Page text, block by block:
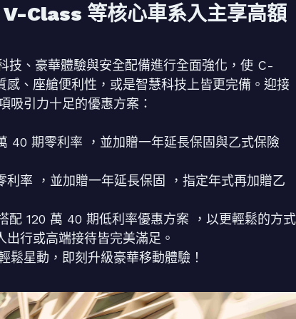
Class 等核心車系入主享高額
、豪華體驗與安全配備進行全面強化，使 C-
、座艙便利性，或是智慧科技上皆更完備。迎接
吸引力十足的優惠方案：
期零利率 ，並加贈一年延長保固與乙式保險
率 ，並加贈一年延長保固 ，指定年式再加贈乙
配 120 萬 40 期低利率優惠方案 ，以更輕鬆的方式
行或高端接待皆完美滿足。
鬆星動，即刻升級豪華移動體驗！